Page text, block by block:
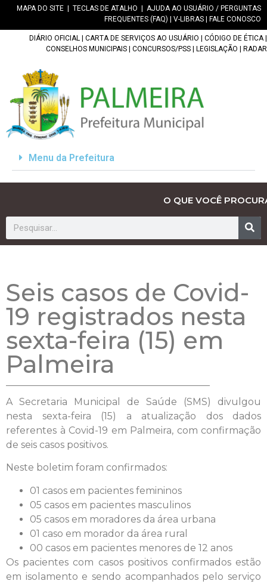
MAPA DO SITE TECLAS DE ATALHO
AJUDA AO USUÁRIO / PERGUNTAS
FREQUENTES (FAQ)
V-LIBRAS FALE CONOSCO
DIÁRIO OFICIAL CARTA DE SERVIÇOS AO USUÁRIO CÓDIGO DE ÉTICA|
CONSELHOS MUNICIPAIS
CONCURSOS/PSS LEGISLAÇÃO RADAR
Menu da Prefeitura
O QUE VOCÊ
Seis casos de Covid-
19 registrados nesta
sexta-feira (15) em
Palmeira
A Secretaria Municipal de Saúde (SMS) divulgou
nesta sexta-feira (15) a atualização dos dados
referentes à Covid-19 em Palmeira, com confirmação
de seis casos positivos.
Neste boletim foram confirmados:
01 casos em pacientes femininos
05 casos em pacientes masculinos
05 casos em moradores da área urbana
01 caso em morador da área rural
00 casos em pacientes menores de 12 anos
Os pacientes com casos positivos confirmados estão
em isolamento e sendo acompanhados pelo serviço